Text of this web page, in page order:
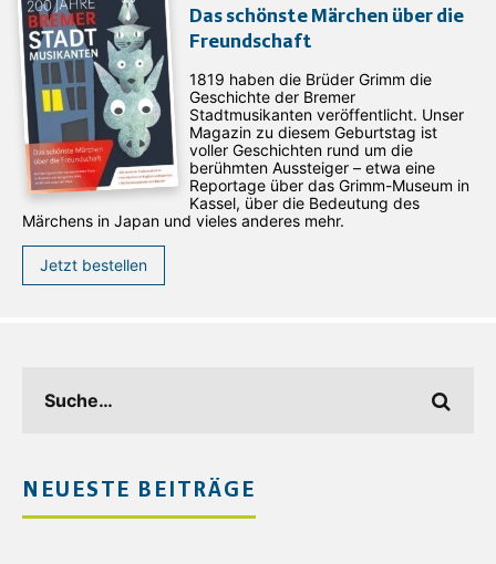
Das schönste Märchen über die
Freundschaft
1819 haben die Brüder Grimm die
Geschichte der Bremer
Stadtmusikanten veröffentlicht. Unser
Magazin zu diesem Geburtstag ist
voller Geschichten rund um die
berühmten Aussteiger – etwa eine
Reportage über das Grimm-Museum in
Kassel, über die Bedeutung des
Märchens in Japan und vieles anderes mehr.
Jetzt bestellen
NEUESTE BEITRÄGE